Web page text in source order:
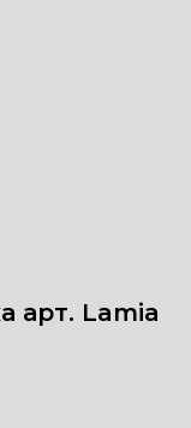
арт. Lamia